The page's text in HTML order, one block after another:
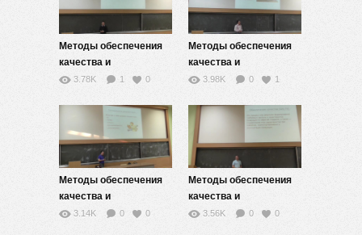
Методы обеспечения
качества и
тестирование Web-
3.78K 1 0
Методы обеспечения
качества и
тестирование Web-
3.98K 0 1
Методы обеспечения
качества и
тестирование Web-
3.14K 0 0
Методы обеспечения
качества и
тестирование Web-
3.56K 0 0